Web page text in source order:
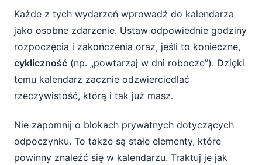
Każde z tych wydarzeń wprowadź do kalendarza
jako osobne zdarzenie. Ustaw odpowiednie godziny
rozpoczęcia i zakończenia oraz, jeśli to konieczne,
cykliczność (np. „powtarzaj w dni robocze”). Dzięki
temu kalendarz zacznie odzwierciedlać
rzeczywistość, którą i tak już masz.
Nie zapomnij o blokach prywatnych dotyczących
odpoczynku. To także są stałe elementy, które
powinny znaleźć się w kalendarzu. Traktuj je jak